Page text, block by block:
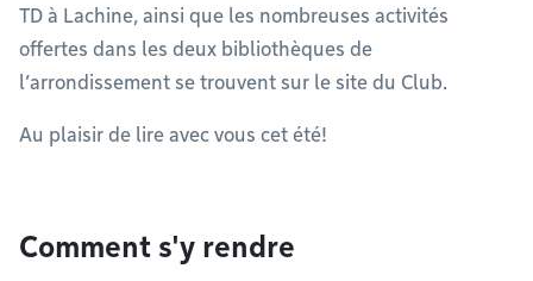
TD à Lachine, ainsi que les nombreuses activités
offertes dans les deux bibliothèques de
l’arrondissement se trouvent sur le site du Club.
Au plaisir de lire avec vous cet été!
Comment s'y rendre